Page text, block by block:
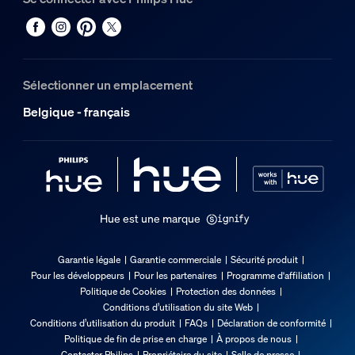
Durée de vie
Options/accessoires inclus
Piles fournies
Gradable avec l'application et la télécommande Hue
Garantie
2 ans
Sélectionner un emplacement
Belgique - français
Hue est une marque
Garantie légale Garantie commerciale
Sécurité produit
Pour les développeurs
Pour les partenaires
Programme d'affiliation
Politique de Cookies
Protection des données
Conditions d’utilisation du site Web
Conditions d’utilisation du produit
FAQs
Déclaration de conformité
Politique de fin de prise en charge
À propos de nous